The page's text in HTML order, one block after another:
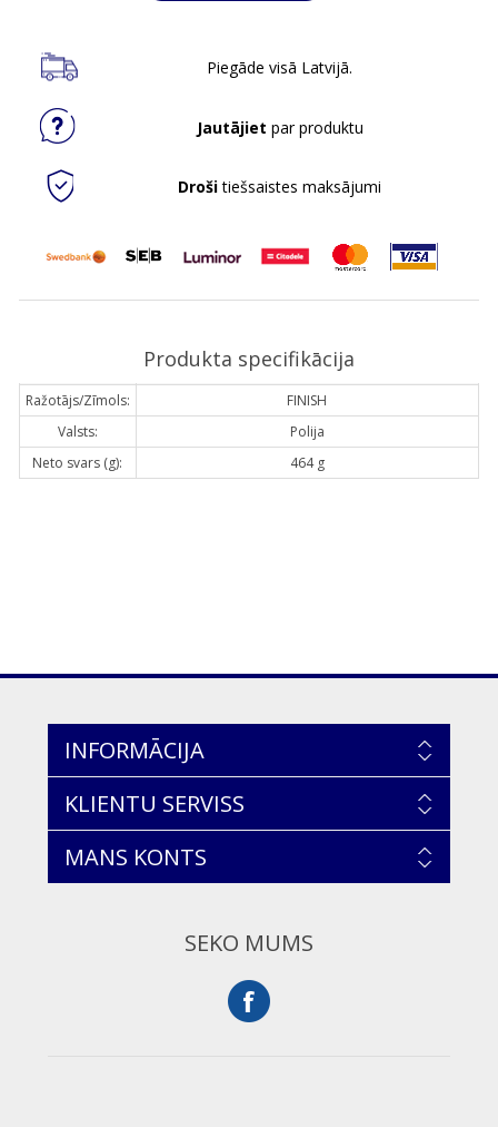
Piegāde visā Latvijā.
Jautājiet par produktu
Drošitiešsaistes maksājumi
Produkta specifikācija
Ražotājs/Zīmols:
FINISH
Valsts:
Polija
Neto svars (g):
464 g
INFORMĀCIJA
KLIENTU SERVISS
MANS KONTS
SEKO MUMS